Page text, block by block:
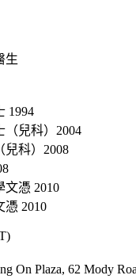
生
1994
兒科）2004
兒科）2008
憑 2010
憑 2010
On Plaza, 62 Mody